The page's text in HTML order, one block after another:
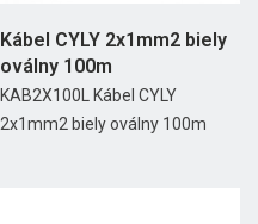
Kábel CYLY 2x1mm2 biely
oválny 100m
KAB2X100L Kábel CYLY
2x1mm2 biely oválny 100m